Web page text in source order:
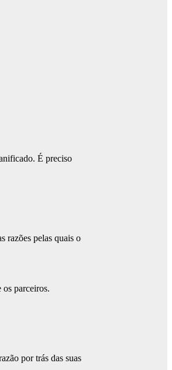
É preciso
razões pelas quais o
parceiros.
por trás das suas